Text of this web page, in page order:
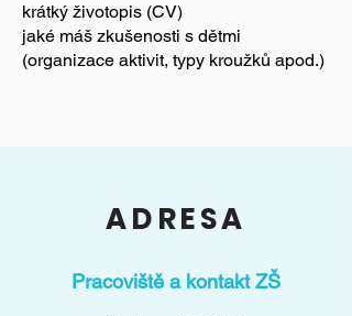
krátký životopis (CV)
jaké máš zkušenosti s dětmi
(organizace aktivit, typy kroužků apod.)
ADRESA
Pracoviště a kontakt ZŠ